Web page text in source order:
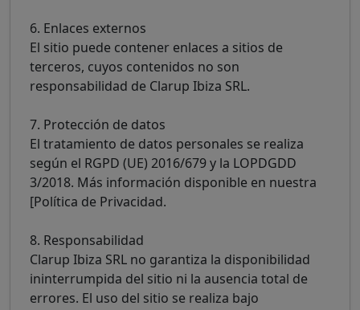
6. Enlaces externos
El sitio puede contener enlaces a sitios de
terceros, cuyos contenidos no son
responsabilidad de Clarup Ibiza SRL.
7. Protección de datos
El tratamiento de datos personales se realiza
según el RGPD (UE) 2016/679 y la LOPDGDD
3/2018. Más información disponible en nuestra
[Política de Privacidad.
8. Responsabilidad
Clarup Ibiza SRL no garantiza la disponibilidad
ininterrumpida del sitio ni la ausencia total de
errores. El uso del sitio se realiza bajo